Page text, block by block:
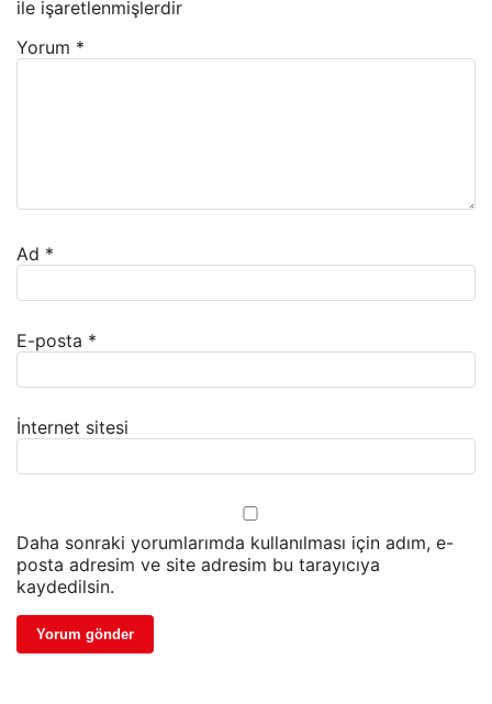
ile işaretlenmişlerdir
Yorum *
Ad *
E-posta *
İnternet sitesi
Daha sonraki yorumlarımda kullanılması için adım, e-
posta adresim ve site adresim bu tarayıcıya
kaydedilsin.